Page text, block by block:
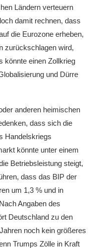
Ländern verteuern
damit rechnen, dass
die Eurozone erheben,
zurückschlagen wird,
könnte einen Zollkrieg
und Dürre
anderen heimischen
dass sich die
Handelskriegs
könnte unter einem
Betriebsleistung steigt,
dass das BIP der
um 1,3 % und in
Angaben des
Deutschland zu den
noch kein größeres
Trumps Zölle in Kraft